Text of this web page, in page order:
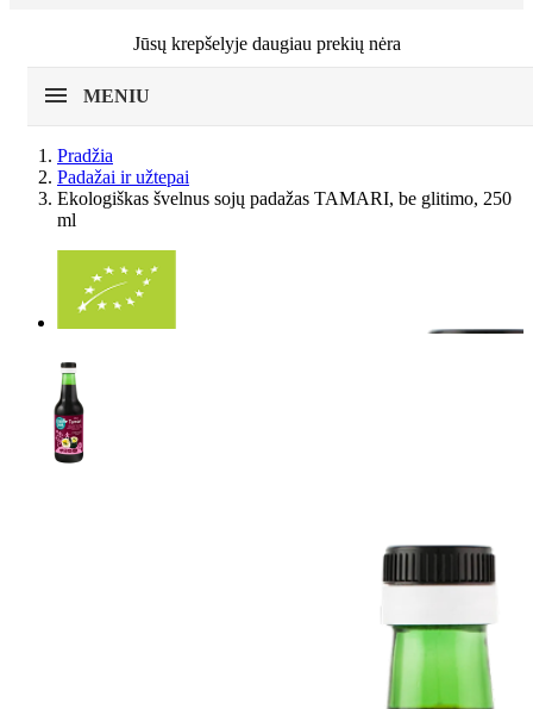
Jūsų krepšelyje daugiau prekių nėra
MENIU
Pradžia
Padažai ir užtepai
Ekologiškas švelnus sojų padažas TAMARI, be glitimo, 250
ml